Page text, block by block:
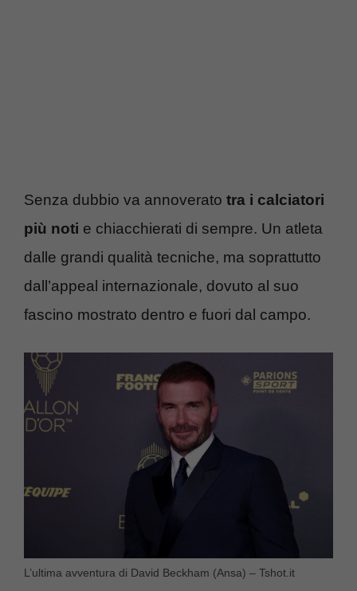
Senza dubbio va annoverato tra i calciatori
più noti e chiacchierati di sempre. Un atleta
dalle grandi qualità tecniche, ma soprattutto
dall’appeal internazionale, dovuto al suo
fascino mostrato dentro e fuori dal campo.
L’ultima avventura di David Beckham (Ansa) – Tshot.it